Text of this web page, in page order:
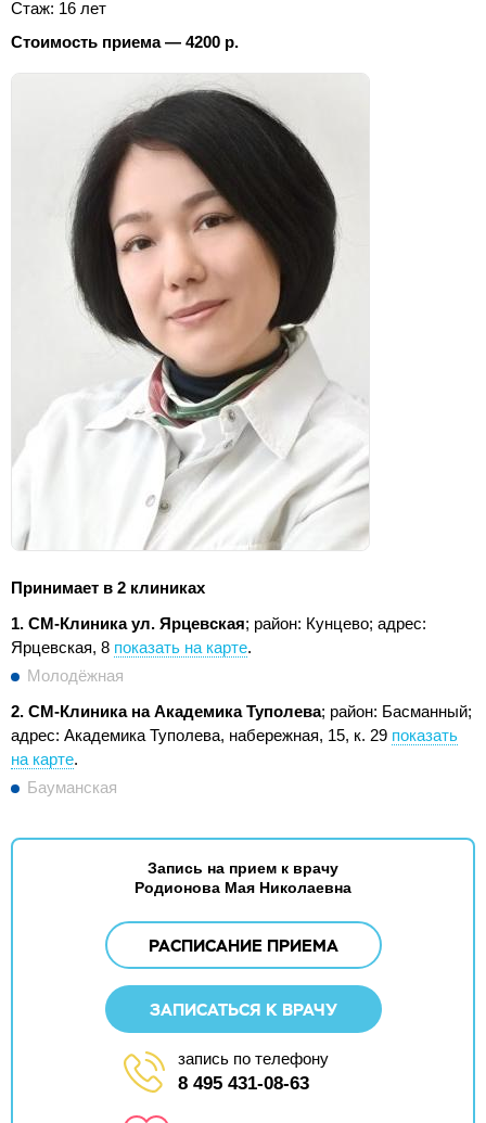
Стаж: 16 лет
Стоимость приема — 4200 р.
Принимает в 2 клиниках
1. СМ-Клиника ул. Ярцевская; район: Кунцево; адрес:
Ярцевская, 8 показать на карте.
Молодёжная
2. СМ-Клиника на Академика Туполева; район: Басманный;
адрес: Академика Туполева, набережная, 15, к. 29 показать
на карте.
Бауманская
Запись на прием к врачу
Родионова Мая Николаевна
РАСПИСАНИЕ ПРИЕМА
ЗАПИСАТЬСЯ К ВРАЧУ
запись по телефону
8 495 431-08-63